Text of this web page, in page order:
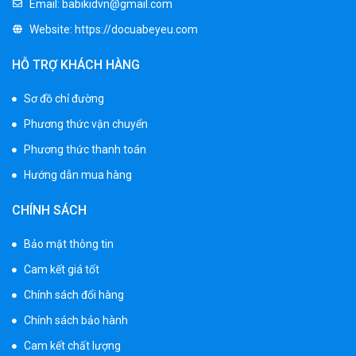
Xe ô tô điện trẻ em BPD-702
1.530.000 ₫
Xe 3 bánh đạp trẻ em FE-188
520.000 ₫
750.000 ₫
Xe máy điện trẻ em vecpa XW02
1.250.000 ₫
Email: babikidvn@gmail.com
Website: https://docuabeyeu.com
HỖ TRỢ KHÁCH HÀNG
Sơ đồ chỉ đường
Phương thức vận chuyển
Phương thức thanh toán
Hướng dẫn mua hàng
CHÍNH SÁCH
Bảo mật thông tin
Cam kết giá tốt
Chính sách đổi hàng
Chính sách bảo hành
Cam kết chất lượng